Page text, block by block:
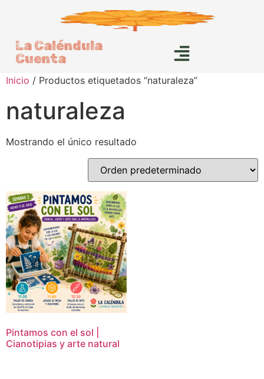
La Caléndula
Cuenta
Inicio / Productos etiquetados “naturaleza”
naturaleza
Mostrando el único resultado
Pintamos con el sol |
Cianotipias y arte natural